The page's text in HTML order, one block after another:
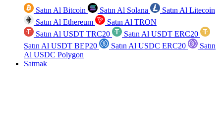
Satın Al Bitcoin Satın Al Solana
Satın Al Litecoin
Satın Al Ethereum
Satın Al TRON
Satın Al USDT TRC20
Satın Al USDT ERC20
Satın Al USDT BEP20
Satın Al USDC ERC20
Satın
Al USDC Polygon
Satmak